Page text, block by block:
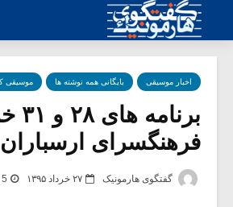
اخبار موسیقی بایگانی همه نوشته ها موسیقی
فرهنگسرای ارسباران
گفتگوی هارمونیک ۲۷ خرداد ۱۳۹۵ 5 برچسب -